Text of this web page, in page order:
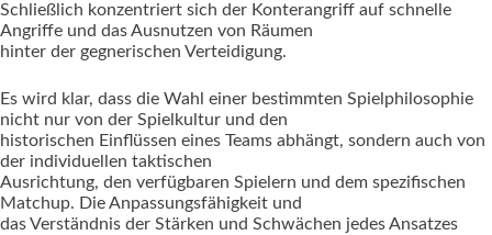
Schließlich konzentriert sich der Konterangriff auf schnelle
Angriffe und das Ausnutzen von Räumen
hinter der gegnerischen Verteidigung.
Es wird klar, dass die Wahl einer bestimmten Spielphilosophie
nicht nur von der Spielkultur und den
historischen Einflüssen eines Teams abhängt, sondern auch von
der individuellen taktischen
Ausrichtung, den verfügbaren Spielern und dem spezifischen
Matchup. Die Anpassungsfähigkeit und
das Verständnis der Stärken und Schwächen jedes Ansatzes